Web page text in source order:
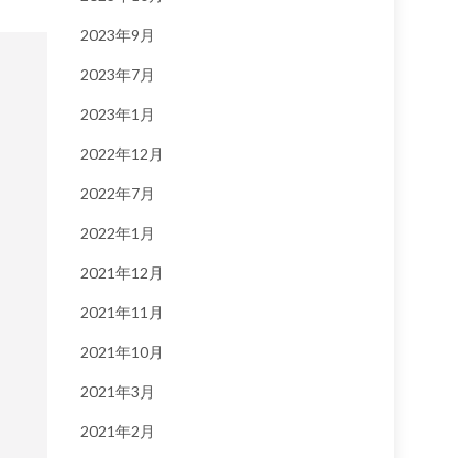
2023年9月
2023年7月
2023年1月
2022年12月
2022年7月
2022年1月
2021年12月
2021年11月
2021年10月
2021年3月
2021年2月